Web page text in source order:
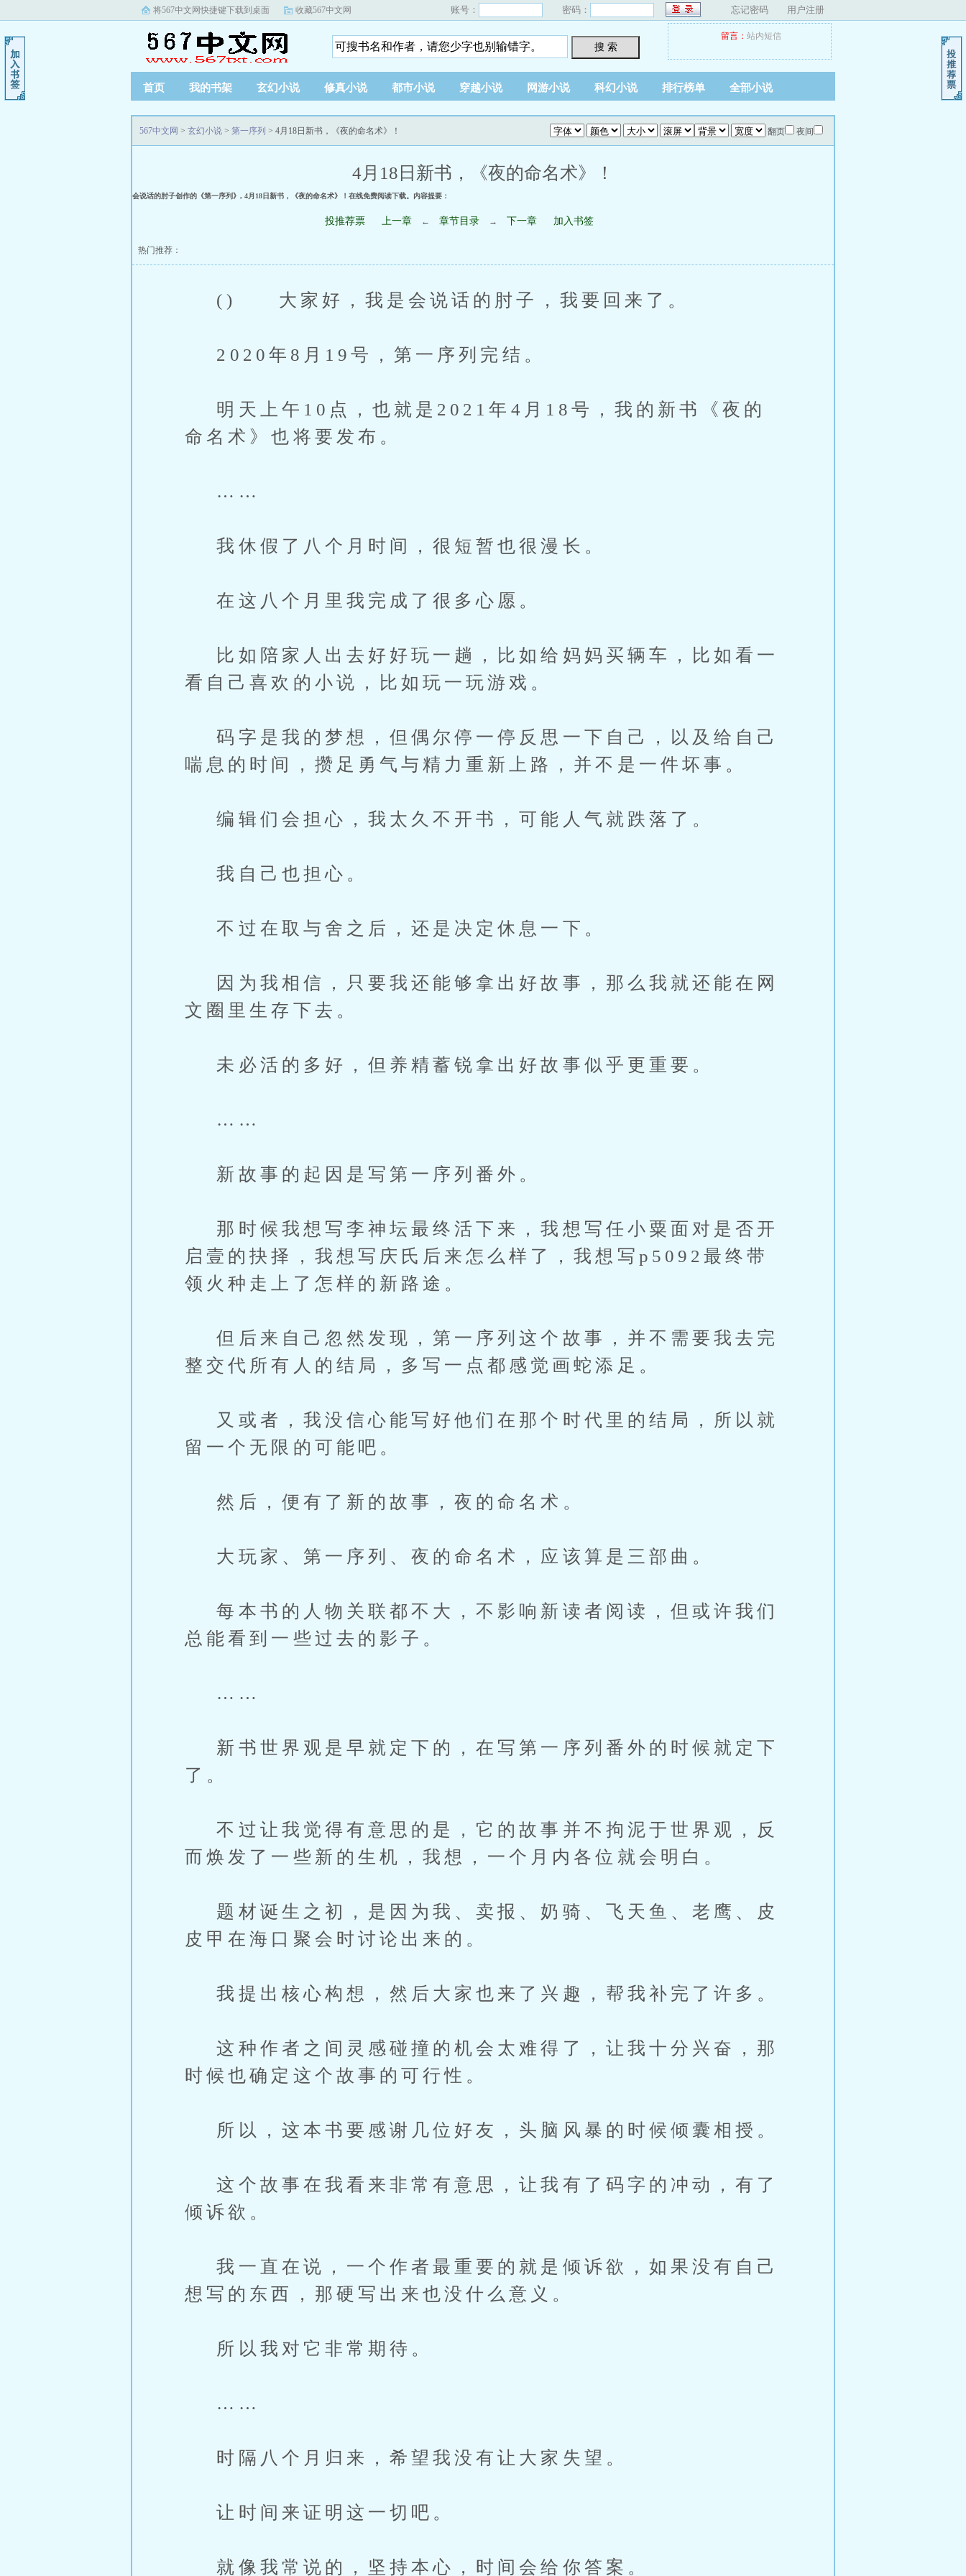
将567中文网快捷键下载到桌面 收藏567中文网 账号： 密码： 忘记密码 用户注册
搜 索
留言： 站内短信
首页 我的书架 玄幻小说 修真小说 都市小说 穿越小说 网游小说 科幻小说 排行榜单 全部小说
翻页 夜间
567中文网 > 玄幻小说 > 第一序列 > 4月18日新书，《夜的命名术》！
4月18日新书，《夜的命名术》！
会说话的肘子创作的《第一序列》, 4月18日新书，《夜的命名术》！在线免费阅读下载。内容提要：
投推荐票 上一章 ← 章节目录 → 下一章 加入书签
热门推荐：
() 大家好，我是会说话的肘子，我要回来了。
2020年8月19号，第一序列完结。
明天上午10点，也就是2021年4月18号，我的新书《夜的
命名术》也将要发布。
……
我休假了八个月时间，很短暂也很漫长。
在这八个月里我完成了很多心愿。
比如陪家人出去好好玩一趟，比如给妈妈买辆车，比如看一
看自己喜欢的小说，比如玩一玩游戏。
码字是我的梦想，但偶尔停一停反思一下自己，以及给自己
喘息的时间，攒足勇气与精力重新上路，并不是一件坏事。
编辑们会担心，我太久不开书，可能人气就跌落了。
我自己也担心。
不过在取与舍之后，还是决定休息一下。
因为我相信，只要我还能够拿出好故事，那么我就还能在网
文圈里生存下去。
未必活的多好，但养精蓄锐拿出好故事似乎更重要。
……
新故事的起因是写第一序列番外。
那时候我想写李神坛最终活下来，我想写任小粟面对是否开
启壹的抉择，我想写庆氏后来怎么样了，我想写p5092最终带
领火种走上了怎样的新路途。
但后来自己忽然发现，第一序列这个故事，并不需要我去完
整交代所有人的结局，多写一点都感觉画蛇添足。
又或者，我没信心能写好他们在那个时代里的结局，所以就
留一个无限的可能吧。
然后，便有了新的故事，夜的命名术。
大玩家、第一序列、夜的命名术，应该算是三部曲。
每本书的人物关联都不大，不影响新读者阅读，但或许我们
总能看到一些过去的影子。
……
新书世界观是早就定下的，在写第一序列番外的时候就定下
了。
不过让我觉得有意思的是，它的故事并不拘泥于世界观，反
而焕发了一些新的生机，我想，一个月内各位就会明白。
题材诞生之初，是因为我、卖报、奶骑、飞天鱼、老鹰、皮
皮甲在海口聚会时讨论出来的。
我提出核心构想，然后大家也来了兴趣，帮我补完了许多。
这种作者之间灵感碰撞的机会太难得了，让我十分兴奋，那
时候也确定这个故事的可行性。
所以，这本书要感谢几位好友，头脑风暴的时候倾囊相授。
这个故事在我看来非常有意思，让我有了码字的冲动，有了
倾诉欲。
我一直在说，一个作者最重要的就是倾诉欲，如果没有自己
想写的东西，那硬写出来也没什么意义。
所以我对它非常期待。
……
时隔八个月归来，希望我没有让大家失望。
让时间来证明这一切吧。
就像我常说的，坚持本心，时间会给你答案。